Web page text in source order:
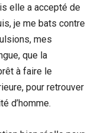
elle a accepté de
je me bats contre
mes
que la
à faire le
pour retrouver
d’homme.